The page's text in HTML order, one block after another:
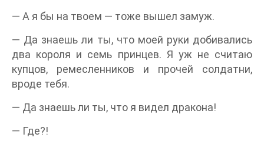
— А я бы на твоем — тоже вышел замуж.
— Да знаешь ли ты, что моей руки добивались
два короля и семь принцев. Я уж не считаю
купцов, ремесленников и прочей солдатни,
вроде тебя.
— Да знаешь ли ты, что я видел дракона!
— Где?!